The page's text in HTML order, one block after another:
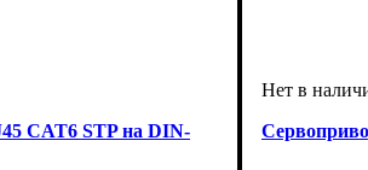
CAT6 STP на DIN-